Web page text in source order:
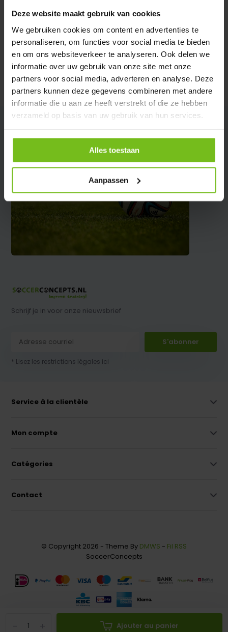
Deze website maakt gebruik van cookies
We gebruiken cookies om content en advertenties te
personaliseren, om functies voor social media te bieden
en om ons websiteverkeer te analyseren. Ook delen we
informatie over uw gebruik van onze site met onze
partners voor social media, adverteren en analyse. Deze
partners kunnen deze gegevens combineren met andere
informatie die u aan ze heeft verstrekt of die ze hebben
verzameld op basis van uw gebruik van hun services.
Alles toestaan
Aanpassen
Ajouter au panier
Évaluations
Partager
Schrijf je in voor onze nieuwsbrief
S'abonner
* Lisez les restrictions légales ici
Service à la clientèle
Mon compte
Catégories
Contact
© Copyright 2026 - Theme By DMWS - Fil RSS
SoccerConcepts